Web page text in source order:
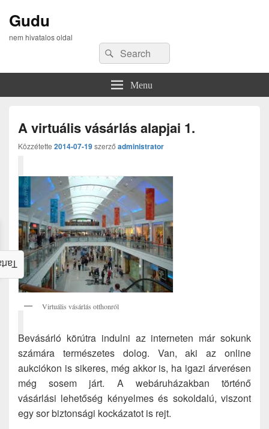
Gudu
nem hivatalos oldal
Search
for:
Search
Menu
A virtuális vásárlás alapjai 1.
Közzétette 2014-07-19szerző administrator
Virtuális vásárlás otthonról
Bevásárló körútra indulni az interneten már sokunk
számára természetes dolog. Van, aki az online
aukciókon is sikeres, még akkor is, ha igazi árverésen
még sosem járt. A webáruházakban történő
vásárlási lehetőség kényelmes és sokoldalú, viszont
egy sor biztonsági kockázatot is rejt.